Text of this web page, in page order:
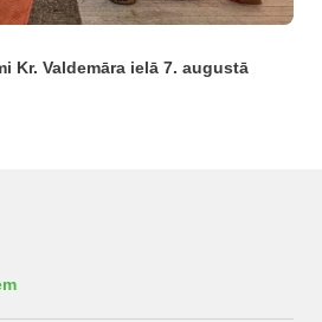
Kr. Valdemāra ielā 7. augustā